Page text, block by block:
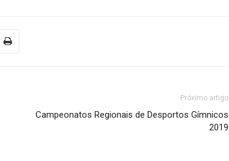
Próximo artigo
Campeonatos Regionais de Desportos Gímnicos
2019